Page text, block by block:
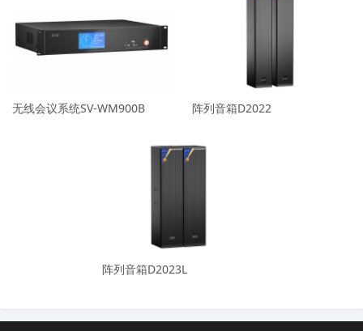
无线会议系统SV-WM900B 阵列音箱D2022
阵列音箱D2023L